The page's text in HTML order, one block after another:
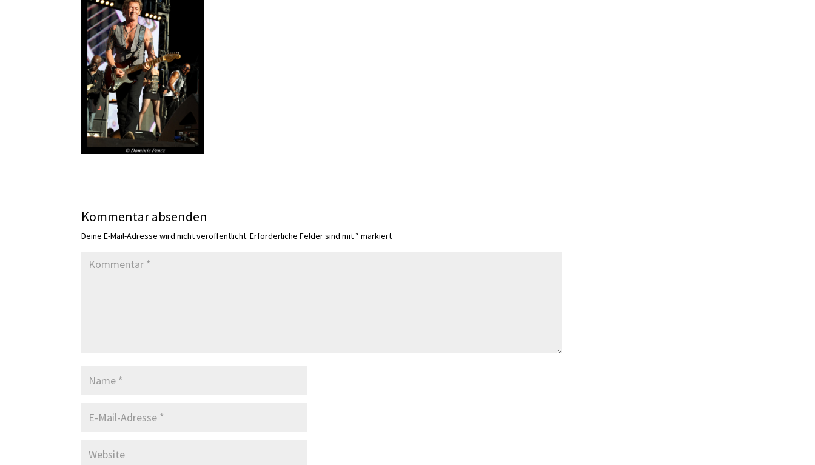
Kommentar absenden
Deine E-Mail-Adresse wird nicht veröffentlicht. Erforderliche Felder sind mit * markiert